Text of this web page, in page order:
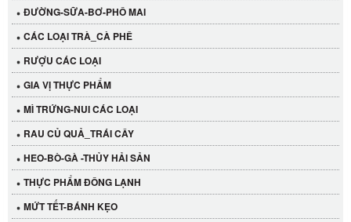
ĐƯỜNG-SỮA-BƠ-PHÔ MAI
CÁC LOẠI TRÀ_CÀ PHÊ
RƯỢU CÁC LOẠI
GIA VỊ THỰC PHẨM
MÌ TRỨNG-NUI CÁC LOẠI
RAU CỦ QUẢ_TRÁI CÂY
HEO-BÒ-GÀ -THỦY HẢI SẢN
THỰC PHẨM ĐÔNG LẠNH
MỨT TẾT-BÁNH KẸO